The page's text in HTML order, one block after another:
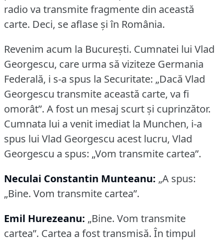
radio va transmite fragmente din această
carte. Deci, se aflase și în România.
Revenim acum la București. Cumnatei lui Vlad
Georgescu, care urma să viziteze Germania
Federală, i s-a spus la Securitate: „Dacă Vlad
Georgescu transmite această carte, va fi
omorât”. A fost un mesaj scurt și cuprinzător.
Cumnata lui a venit imediat la Munchen, i-a
spus lui Vlad Georgescu acest lucru, Vlad
Georgescu a spus: „Vom transmite cartea”.
Neculai Constantin Munteanu: „A spus:
„Bine. Vom transmite cartea”.
Emil Hurezeanu: „Bine. Vom transmite
cartea”. Cartea a fost transmisă. În timpul